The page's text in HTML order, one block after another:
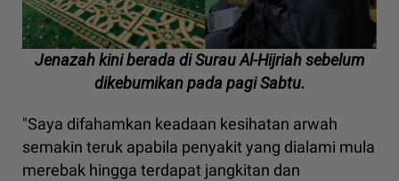
Jenazah kini berada di Surau Al-Hijriah sebelum
dikebumikan pada pagi Sabtu.
"Saya difahamkan keadaan kesihatan arwah
semakin teruk apabila penyakit yang dialami mula
merebak hingga terdapat jangkitan dan